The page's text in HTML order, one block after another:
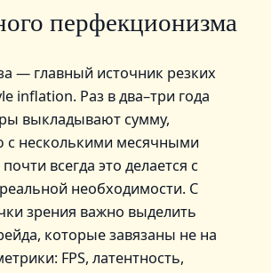
перфекционизма
— главный источник резких
inflation. Раз в два–три года
выкладывают сумму,
с несколькими месячными
всегда это делается с
необходимости. С
зрения важно выделить
которые завязаны не на
FPS, латентность,